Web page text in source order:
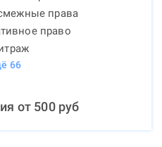
права
право
66
от 500руб